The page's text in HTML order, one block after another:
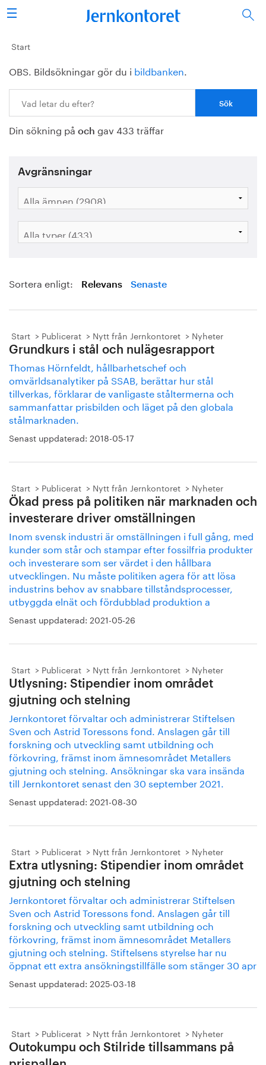
Sök
Stålindustrin
Vision 2050
Forskning/utbildning
Energi/miljö
Vi tycker
Bildbank
Start
OBS. Bildsökningar gör du i bildbanken.
Din sökning på och gav 433 träffar
Avgränsningar
Sortera enligt: Relevans Senaste
Start Publicerat Nytt från Jernkontoret Nyheter
Grundkurs i stål och nulägesrapport
Thomas Hörnfeldt, hållbarhetschef och
omvärldsanalytiker på SSAB, berättar hur stål
tillverkas, förklarar de vanligaste ståltermerna och
sammanfattar prisbilden och läget på den globala
stålmarknaden.
Senast uppdaterad: 2018-05-17
Start Publicerat Nytt från Jernkontoret Nyheter
Ökad press på politiken när marknaden och
investerare driver omställningen
Inom svensk industri är omställningen i full gång, med
kunder som står och stampar efter fossilfria produkter
och investerare som ser värdet i den hållbara
utvecklingen. Nu måste politiken agera för att lösa
industrins behov av snabbare tillståndsprocesser,
utbyggda elnät och fördubblad produktion a
Senast uppdaterad: 2021-05-26
Start Publicerat Nytt från Jernkontoret Nyheter
Utlysning: Stipendier inom området
gjutning och stelning
Jernkontoret förvaltar och administrerar Stiftelsen
Sven och Astrid Toressons fond. Anslagen går till
forskning och utveckling samt utbildning och
förkovring, främst inom ämnesområdet Metallers
gjutning och stelning. Ansökningar ska vara insända
till Jernkontoret senast den 30 september 2021.
Senast uppdaterad: 2021-08-30
Start Publicerat Nytt från Jernkontoret Nyheter
Extra utlysning: Stipendier inom området
gjutning och stelning
Jernkontoret förvaltar och administrerar Stiftelsen
Sven och Astrid Toressons fond. Anslagen går till
forskning och utveckling samt utbildning och
förkovring, främst inom ämnesområdet Metallers
gjutning och stelning. Stiftelsens styrelse har nu
öppnat ett extra ansökningstillfälle som stänger 30 apr
Senast uppdaterad: 2025-03-18
Start Publicerat Nytt från Jernkontoret Nyheter
Outokumpu och Stilride tillsammans på